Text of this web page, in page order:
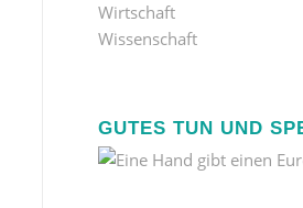
Wirtschaft
Wissenschaft
GUTES TUN UND